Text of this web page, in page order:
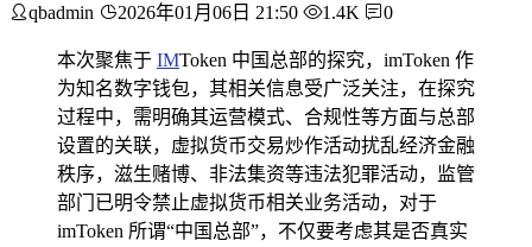
qbadmin 2026年01月06日 21:50 1.4K 0
本次聚焦于 IMToken 中国总部的探究，imToken 作
为知名数字钱包，其相关信息受广泛关注，在探究
过程中，需明确其运营模式、合规性等方面与总部
设置的关联，虚拟货币交易炒作活动扰乱经济金融
秩序，滋生赌博、非法集资等违法犯罪活动，监管
部门已明令禁止虚拟货币相关业务活动，对于
imToken 所谓“中国总部”，不仅要考虑其是否真实